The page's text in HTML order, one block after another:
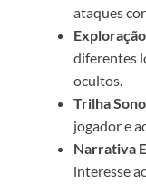
ataques
diferentes
ocultos.
Trilha
jogador e
Narrativa
interesse